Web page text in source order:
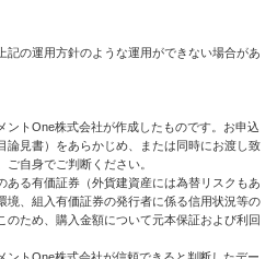
記の運用方針のような運用ができない場合があ
ントOne株式会社が作成したものです。お申込
論見書）をあらかじめ、または同時にお渡し致
自身でご判断ください。
ある有価証券（外貨建資産には為替リスクもあ
境、組入有価証券の発行者に係る信用状況等の
ため、購入金額について元本保証および利回